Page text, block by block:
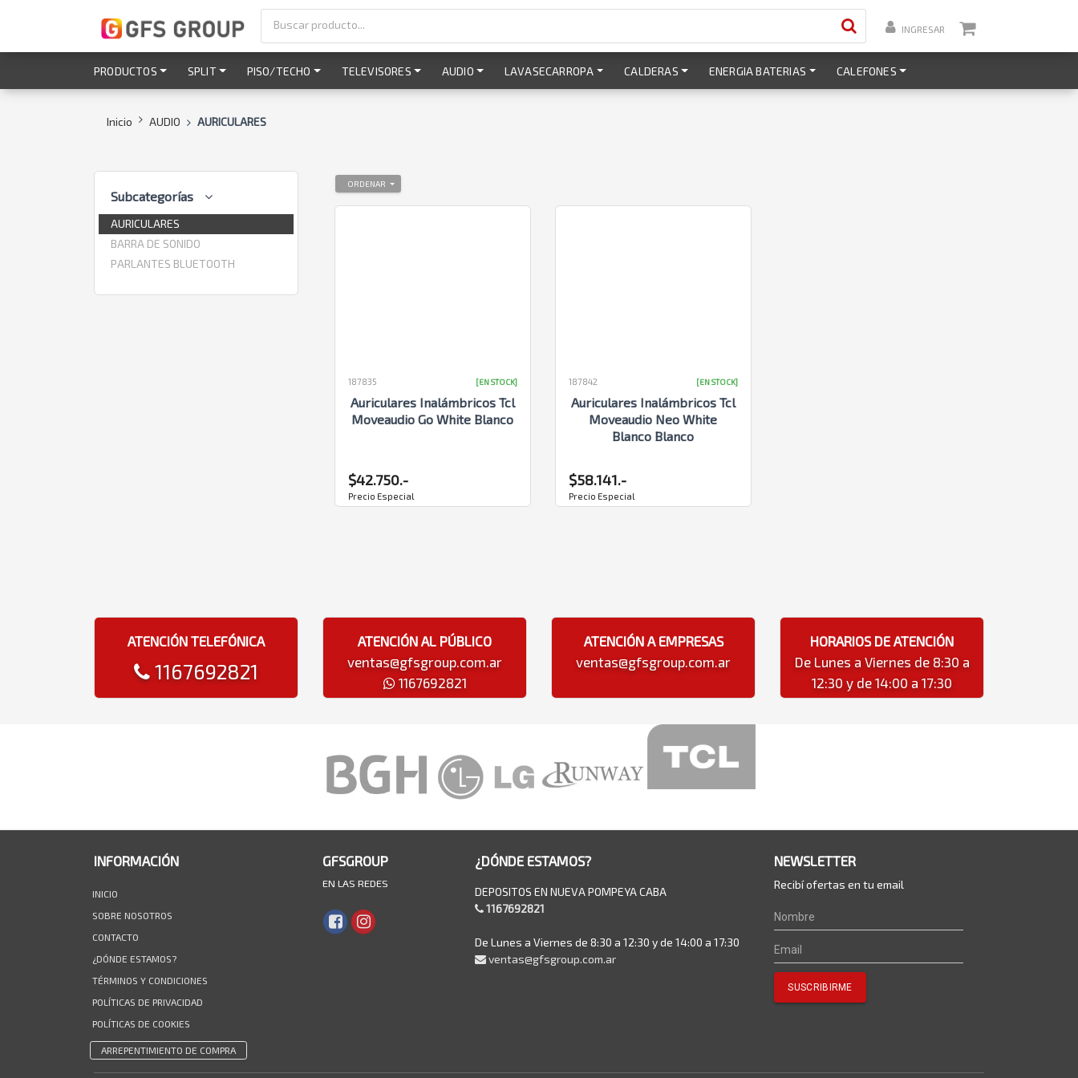
INGRESAR
PRODUCTOS SPLIT PISO/TECHO TELEVISORES AUDIO LAVASECARROPA CALDERAS ENERGIA BATERIAS CALEFONES
Inicio AUDIO AURICULARES
Subcategorías
AURICULARES
BARRA DE SONIDO
PARLANTES BLUETOOTH
ORDENAR
187835 [EN STOCK]
Auriculares Inalámbricos Tcl
Moveaudio Go White Blanco
$42.750.-
Precio Especial
187842 [EN STOCK]
Auriculares Inalámbricos Tcl
Moveaudio Neo White
Blanco Blanco
$58.141.-
Precio Especial
ATENCIÓN TELEFÓNICA
1167692821
ATENCIÓN AL PÚBLICO
ventas@gfsgroup.com.ar
1167692821
ATENCIÓN A EMPRESAS
ventas@gfsgroup.com.ar
HORARIOS DE ATENCIÓN
De Lunes a Viernes de 8:30 a
12:30 y de 14:00 a 17:30
INFORMACIÓN
INICIO
SOBRE NOSOTROS
CONTACTO
¿DÓNDE ESTAMOS?
TÉRMINOS Y CONDICIONES
POLÍTICAS DE PRIVACIDAD
POLÍTICAS DE COOKIES
ARREPENTIMIENTO DE COMPRA
GFSGROUP
EN LAS REDES
¿DÓNDE ESTAMOS?
DEPOSITOS EN NUEVA POMPEYA CABA
1167692821
De Lunes a Viernes de 8:30 a 12:30 y de 14:00 a 17:30
ventas@gfsgroup.com.ar
NEWSLETTER
Recibí ofertas en tu email